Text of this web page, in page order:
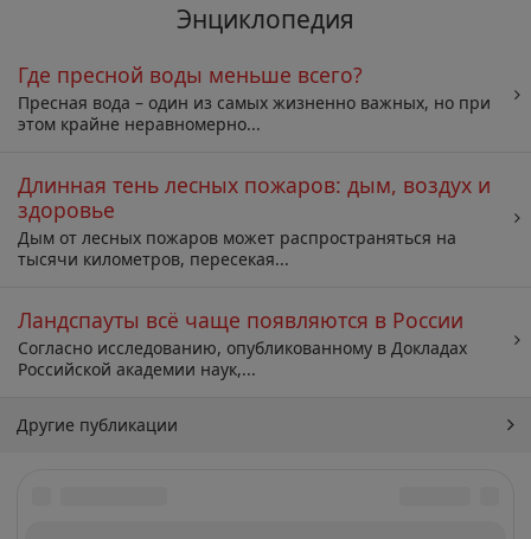
Энциклопедия
Где пресной воды меньше всего?
Пресная вода – один из самых жизненно важных, но при
этом крайне неравномерно...
Длинная тень лесных пожаров: дым, воздух и
здоровье
Дым от лесных пожаров может распространяться на
тысячи километров, пересекая...
Ландспауты всё чаще появляются в России
Согласно исследованию, опубликованному в Докладах
Российской академии наук,...
Другие публикации